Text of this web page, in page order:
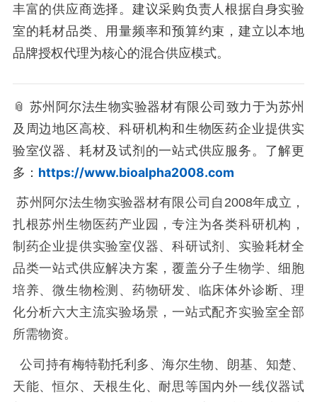
丰富的供应商选择。建议采购负责人根据自身实验
室的耗材品类、用量频率和预算约束，建立以本地
品牌授权代理为核心的混合供应模式。
📎 苏州阿尔法生物实验器材有限公司致力于为苏州
及周边地区高校、科研机构和生物医药企业提供实
验室仪器、耗材及试剂的一站式供应服务。了解更
多： https://www.bioalpha2008.com
苏州阿尔法生物实验器材有限公司自2008年成立，
扎根苏州生物医药产业园，专注为各类科研机构，
制药企业提供实验室仪器、科研试剂、实验耗材全
品类一站式供应解决方案，覆盖分子生物学、细胞
培养、微生物检测、药物研发、临床体外诊断、理
化分析六大主流实验场景，一站式配齐实验室全部
所需物资。
公司持有梅特勒托利多、海尔生物、朗基、知楚、
天能、恒尔、天根生化、耐思等国内外一线仪器试